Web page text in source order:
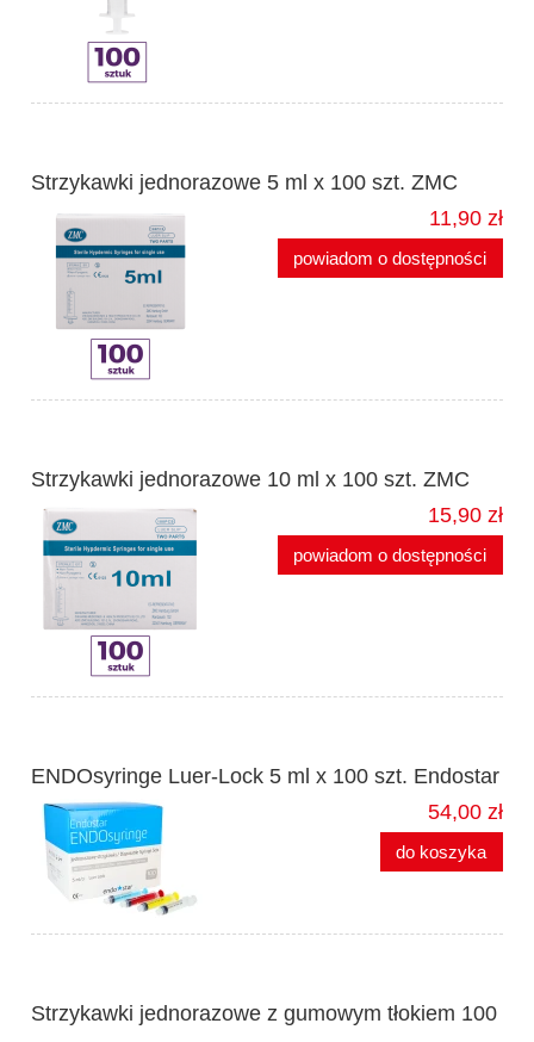
Strzykawki jednorazowe 5 ml x 100 szt. ZMC
11,90 zł
powiadom o dostępności
Strzykawki jednorazowe 10 ml x 100 szt. ZMC
15,90 zł
powiadom o dostępności
ENDOsyringe Luer-Lock 5 ml x 100 szt. Endostar
54,00 zł
do koszyka
Strzykawki jednorazowe z gumowym tłokiem 100